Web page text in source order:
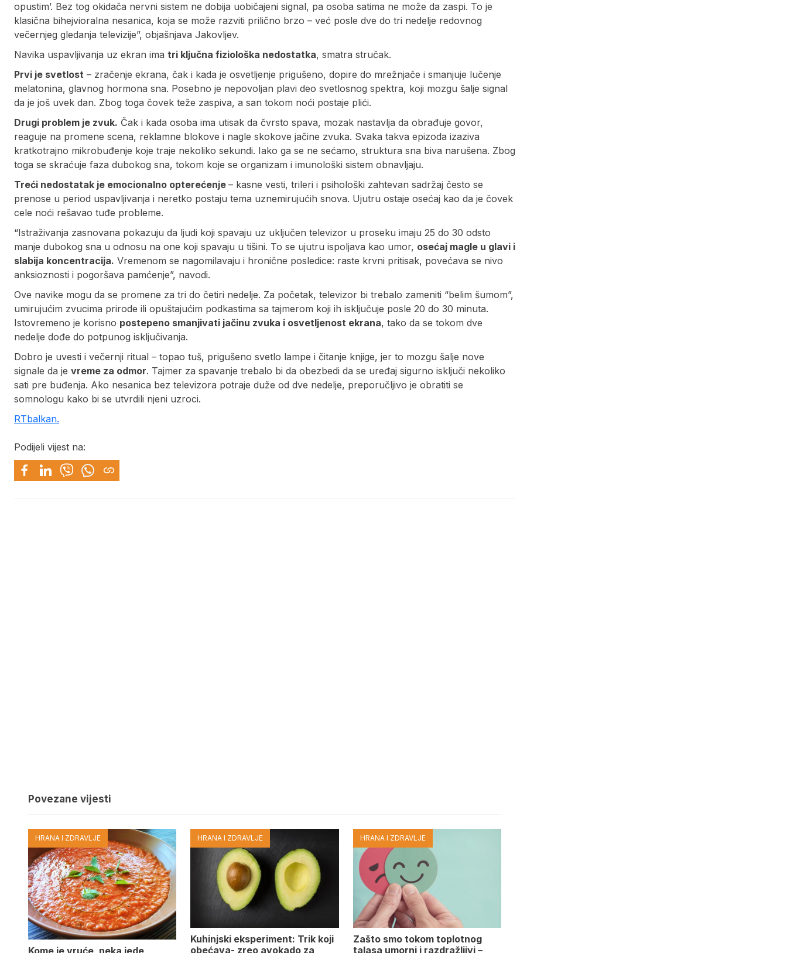
opustim’. Bez tog okidača nervni sistem ne dobija uobičajeni signal, pa osoba satima ne može da zaspi. To je
klasična bihejvioralna nesanica, koja se može razviti prilično brzo – već posle dve do tri nedelje redovnog
večernjeg gledanja televizije”, objašnjava Jakovljev.
Navika uspavljivanja uz ekran ima tri ključna fiziološka nedostatka, smatra stručak.
Prvi je svetlost – zračenje ekrana, čak i kada je osvetljenje prigušeno, dopire do mrežnjače i smanjuje lučenje
melatonina, glavnog hormona sna. Posebno je nepovoljan plavi deo svetlosnog spektra, koji mozgu šalje signal
da je još uvek dan. Zbog toga čovek teže zaspiva, a san tokom noći postaje plići.
Drugi problem je zvuk. Čak i kada osoba ima utisak da čvrsto spava, mozak nastavlja da obrađuje govor,
reaguje na promene scena, reklamne blokove i nagle skokove jačine zvuka. Svaka takva epizoda izaziva
kratkotrajno mikrobuđenje koje traje nekoliko sekundi. Iako ga se ne sećamo, struktura sna biva narušena. Zbog
toga se skraćuje faza dubokog sna, tokom koje se organizam i imunološki sistem obnavljaju.
Treći nedostatak je emocionalno opterećenje – kasne vesti, trileri i psihološki zahtevan sadržaj često se
prenose u period uspavljivanja i neretko postaju tema uznemirujućih snova. Ujutru ostaje osećaj kao da je čovek
cele noći rešavao tuđe probleme.
“Istraživanja zasnovana pokazuju da ljudi koji spavaju uz uključen televizor u proseku imaju 25 do 30 odsto
manje dubokog sna u odnosu na one koji spavaju u tišini. To se ujutru ispoljava kao umor, osećaj magle u glavi i
slabija koncentracija. Vremenom se nagomilavaju i hronične posledice: raste krvni pritisak, povećava se nivo
anksioznosti i pogoršava pamćenje”, navodi.
Ove navike mogu da se promene za tri do četiri nedelje. Za početak, televizor bi trebalo zameniti “belim šumom”,
umirujućim zvucima prirode ili opuštajućim podkastima sa tajmerom koji ih isključuje posle 20 do 30 minuta.
Istovremeno je korisno postepeno smanjivati jačinu zvuka i osvetljenost ekrana, tako da se tokom dve
nedelje dođe do potpunog isključivanja.
Dobro je uvesti i večernji ritual – topao tuš, prigušeno svetlo lampe i čitanje knjige, jer to mozgu šalje nove
signale da je vreme za odmor. Tajmer za spavanje trebalo bi da obezbedi da se uređaj sigurno isključi nekoliko
sati pre buđenja. Ako nesanica bez televizora potraje duže od dve nedelje, preporučljivo je obratiti se
somnologu kako bi se utvrdili njeni uzroci.
RTbalkan.
Podijeli vijest na:
Povezane vijesti
HRANA I ZDRAVLJE
Kome je vruće, neka jede
HRANA I ZDRAVLJE
Kuhinjski eksperiment: Trik koji
obećava- zreo avokado za
HRANA I ZDRAVLJE
Zašto smo tokom toplotnog
talasa umorni i razdražljivi –